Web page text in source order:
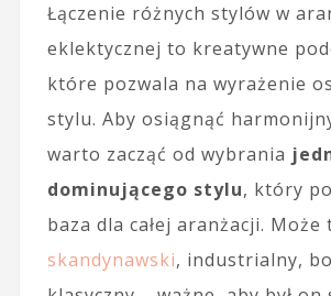
Łączenie różnych stylów w
eklektycznej to kreatywne
które pozwala na wyrażenie
stylu. Aby osiągnąć
warto zacząć od wybrania
dominującego stylu, który
baza dla całej aranżacji. Może
skandynawski, industrialny,